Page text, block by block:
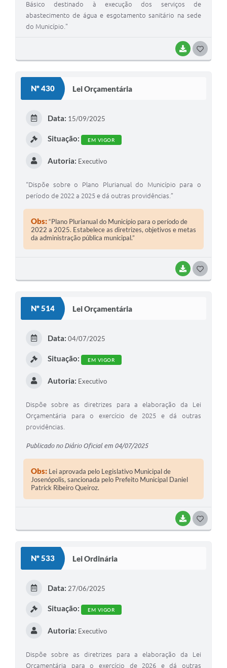
BAIXAR
Básico destinado à execução dos serviços de
abastecimento de água e esgotamento sanitário na sede
do Município."
Nº 430 Lei Orçamentária
BAIXAR
Data: 15/09/2025
Situação: EM VIGOR
Autoria: Executivo
“Dispõe sobre o Plano Plurianual do Município para o
período de 2022 a 2025 e dá outras providências.”
Obs:“Plano Plurianual do Município para o período de
2022 a 2025. Estabelece as diretrizes, objetivos e metas
da administração pública municipal.”
Nº 514 Lei Orçamentária
BAIXAR
Data: 04/07/2025
Situação: EM VIGOR
Autoria: Executivo
Dispõe sobre as diretrizes para a elaboração da Lei
Orçamentária para o exercício de 2025 e dá outras
providências.
Publicado no Diário Oficial em 04/07/2025
Obs: Lei aprovada pelo Legislativo Municipal de
Josenópolis, sancionada pelo Prefeito Municipal Daniel
Patrick Ribeiro Queiroz.
Nº 533 Lei Ordinária
Data: 27/06/2025
Situação: EM VIGOR
Autoria: Executivo
Dispõe sobre as diretrizes para a elaboração da Lei
Orçamentária para o exercício de 2026 e dá outras